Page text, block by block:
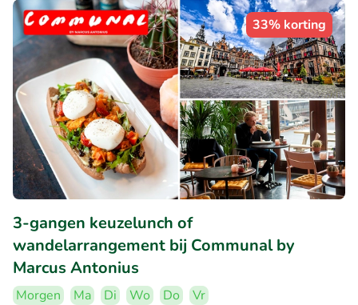
33% korting
3-gangen keuzelunch of
wandelarrangement bij Communal by
Marcus Antonius
Morgen Ma Di Wo Do
Vr